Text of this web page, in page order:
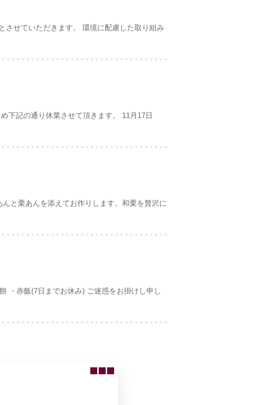
させていただきます。 環境に配慮した取り組み
下記の通り休業させて頂きます。 11月17日
と栗あんを添えてお作りします。和栗を贅沢に
・赤飯(7日までお休み) ご迷惑をお掛けし申し